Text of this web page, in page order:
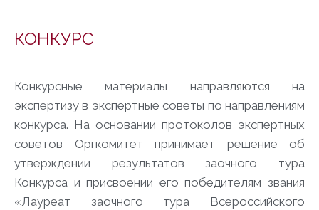
КОНКУРС
Конкурсные материалы направляются на
экспертизу в экспертные советы по направлениям
конкурса. На основании протоколов экспертных
советов Оргкомитет принимает решение об
утверждении результатов заочного тура
Конкурса и присвоении его победителям звания
«Лауреат заочного тура Всероссийского